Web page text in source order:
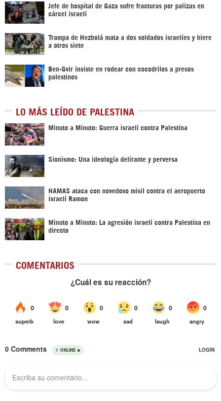
Jefe de hospital de Gaza sufre fracturas por palizas en
cárcel israelí
Trampa de Hezbolá mata a dos soldados israelíes y hiere
a otros siete
Ben-Gvir insiste en rodear con cocodrilos a presos
palestinos
LO MÁS LEÍDO DE PALESTINA
Minuto a Minuto: Guerra israelí contra Palestina
Sionismo: Una ideología delirante y perversa
HAMAS ataca con novedoso misil contra el aeropuerto
israelí Ramon
Minuto a Minuto: La agresión israelí contra Palestina en
directo
COMENTARIOS